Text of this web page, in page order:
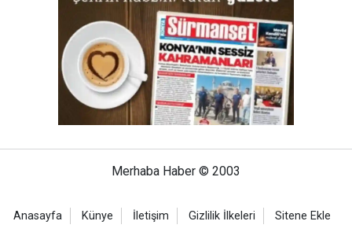
Merhaba Haber © 2003
Anasayfa Künye İletişim Gizlilik İlkeleri Sitene Ekle